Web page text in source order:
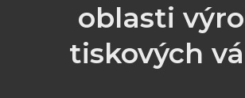
oblasti
tiskových